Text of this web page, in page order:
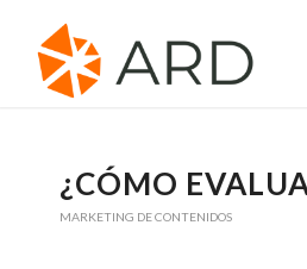
¿CÓMO
MARKETING DE CONTENIDOS